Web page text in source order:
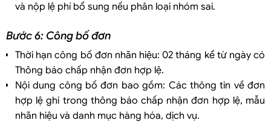
và nộp lệ phí bổ sung nếu phân loại nhóm sai.
Bước 6: Công bố đơn
Thời hạn công bố đơn nhãn hiệu: 02 tháng kể từ ngày có
Thông báo chấp nhận đơn hợp lệ.
Nội dung công bố đơn bao gồm: Các thông tin về đơn
hợp lệ ghi trong thông báo chấp nhận đơn hợp lệ, mẫu
nhãn hiệu và danh mục hàng hóa, dịch vụ.